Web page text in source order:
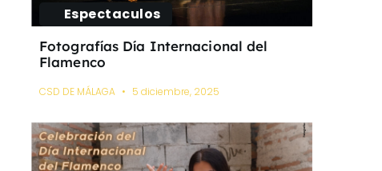
Espectaculos
Fotografías Día Internacional del
Flamenco
CSD DE MÁLAGA 5 diciembre, 2025